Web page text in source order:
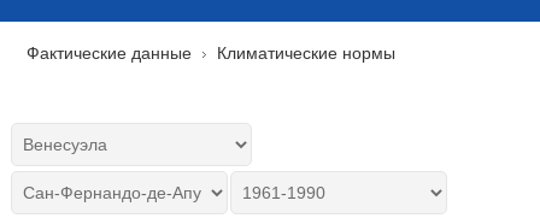
Фактические данные Климатические нормы